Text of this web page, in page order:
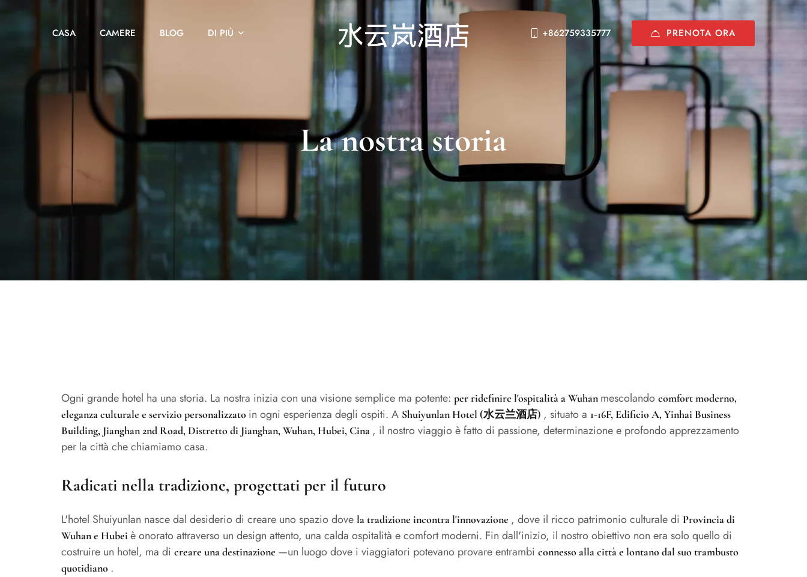
CASA CAMERE BLOG DI PIÙ +862759335777 PRENOTA ORA
La nostra storia
Ogni grande hotel ha una storia. La nostra inizia con una visione semplice ma potente: per ridefinire l'ospitalità a Wuhan mescolando comfort moderno,
eleganza culturale e servizio personalizzato in ogni esperienza degli ospiti. A Shuiyunlan Hotel (水云兰酒店) , situato a 1-16F, Edificio A, Yinhai Business
Building, Jianghan 2nd Road, Distretto di Jianghan, Wuhan, Hubei, Cina , il nostro viaggio è fatto di passione, determinazione e profondo apprezzamento
per la città che chiamiamo casa.
Radicati nella tradizione, progettati per il futuro
L'hotel Shuiyunlan nasce dal desiderio di creare uno spazio dove la tradizione incontra l'innovazione , dove il ricco patrimonio culturale di Provincia di
Wuhan e Hubei è onorato attraverso un design attento, una calda ospitalità e comfort moderni. Fin dall'inizio, il nostro obiettivo non era solo quello di
costruire un hotel, ma di creare una destinazione —un luogo dove i viaggiatori potevano provare entrambi connesso alla città e lontano dal suo trambusto
quotidiano .